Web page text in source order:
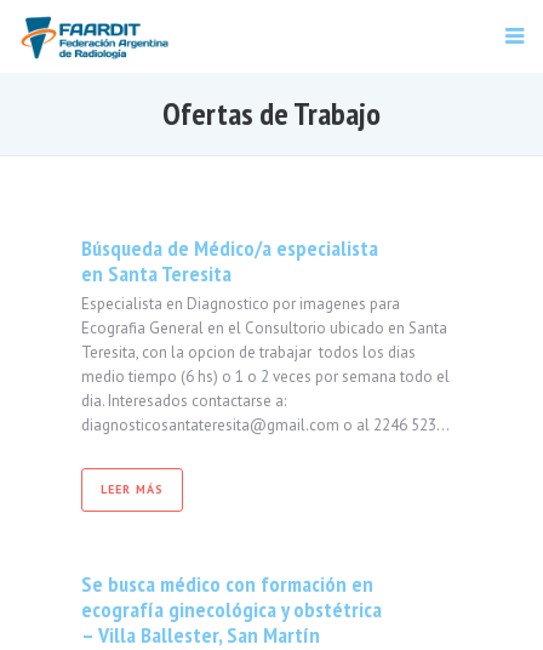
Ofertas de Trabajo
Búsqueda de Médico/a especialista
en Santa Teresita
Especialista en Diagnostico por imagenes para
Ecografia General en el Consultorio ubicado en Santa
Teresita, con la opcion de trabajar todos los dias
medio tiempo (6 hs) o 1 o 2 veces por semana todo el
dia. Interesados contactarse a:
diagnosticosantateresita@gmail.com o al 2246 523…
LEER MÁS
Se busca médico con formación en
ecografía ginecológica y obstétrica
– Villa Ballester, San Martín